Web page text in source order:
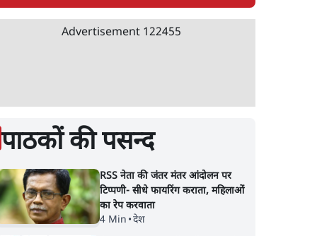
Advertisement 122455
पाठकों की पसन्द
RSS नेता की जंतर मंतर आंदोलन पर
टिप्पणी- सीधे फायरिंग कराता, महिलाओं
का रेप करवाता
4 Min •देश